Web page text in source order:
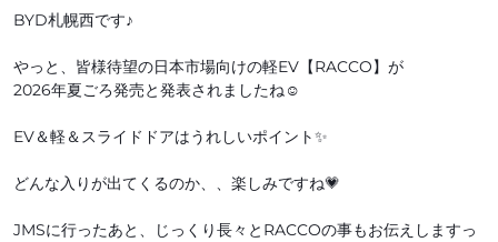
BYD札幌西です♪
やっと、皆様待望の日本市場向けの軽EV【RACCO】が
2026年夏ごろ発売と発表されましたね☺
EV＆軽＆スライドドアはうれしいポイント✨
どんな入りが出てくるのか、、楽しみですね💗
JMSに行ったあと、じっくり長々とRACCOの事もお伝えしますっ